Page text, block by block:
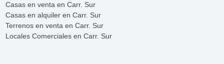
Casas en venta en Carr. Sur
Casas en alquiler en Carr. Sur
Terrenos en venta en Carr. Sur
Locales Comerciales en Carr. Sur